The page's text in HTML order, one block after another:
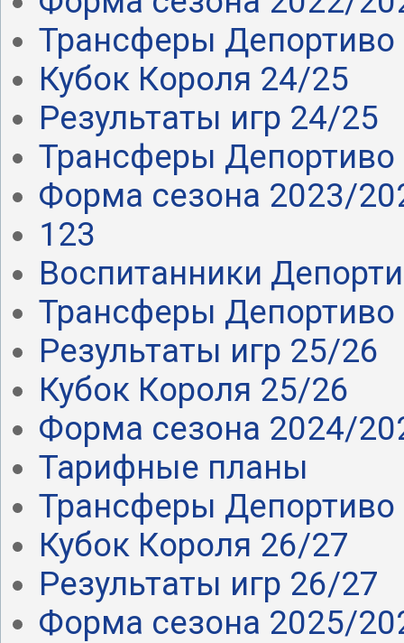
Трансферы
Кубок Короля 24/25
Результаты игр 24/25
Трансферы
Форма сезона 2023/
123
Воспитанники
Трансферы
Результаты игр 25/26
Кубок Короля 25/26
Форма сезона 2024/
Тарифные планы
Трансферы
Кубок Короля 26/27
Результаты игр 26/27
Форма сезона 2025/